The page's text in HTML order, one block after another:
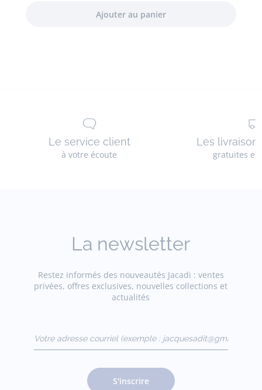
Le service client
à votre écoute
Les
gratuites
La newsletter
Restez informés des nouveautés Jacadi : ventes
privées, offres exclusives, nouvelles collections et
actualités
(exemple :
jacquesadit@gmail.com)
S'inscrire